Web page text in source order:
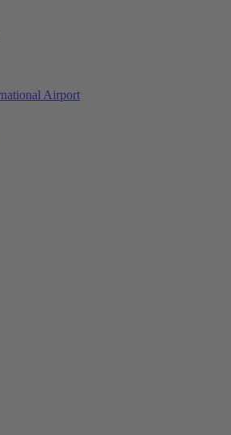
Airport